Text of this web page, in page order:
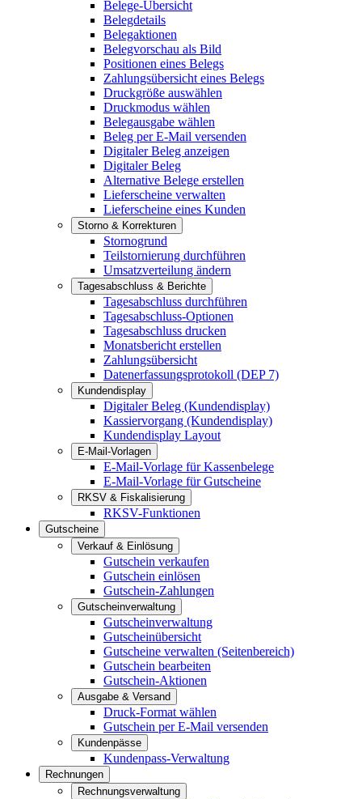
Belege-Übersicht
Belegdetails
Belegaktionen
Belegvorschau als Bild
Positionen eines Belegs
Zahlungsübersicht eines Belegs
Druckgröße auswählen
Druckmodus wählen
Belegausgabe wählen
Beleg per E-Mail versenden
Digitaler Beleg anzeigen
Digitaler Beleg
Alternative Belege erstellen
Lieferscheine verwalten
Lieferscheine eines Kunden
Storno & Korrekturen
Stornogrund
Teilstornierung durchführen
Umsatzverteilung ändern
Tagesabschluss & Berichte
Tagesabschluss durchführen
Tagesabschluss-Optionen
Tagesabschluss drucken
Monatsbericht erstellen
Zahlungsübersicht
Datenerfassungsprotokoll (DEP 7)
Kundendisplay
Digitaler Beleg (Kundendisplay)
Kassiervorgang (Kundendisplay)
Kundendisplay Layout
E-Mail-Vorlagen
E-Mail-Vorlage für Kassenbelege
E-Mail-Vorlage für Gutscheine
RKSV & Fiskalisierung
RKSV-Funktionen
Gutscheine
Verkauf & Einlösung
Gutschein verkaufen
Gutschein einlösen
Gutschein-Zahlungen
Gutscheinverwaltung
Gutscheinverwaltung
Gutscheinübersicht
Gutscheine verwalten (Seitenbereich)
Gutschein bearbeiten
Gutschein-Aktionen
Ausgabe & Versand
Druck-Format wählen
Gutschein per E-Mail versenden
Kundenpässe
Kundenpass-Verwaltung
Rechnungen
Rechnungsverwaltung